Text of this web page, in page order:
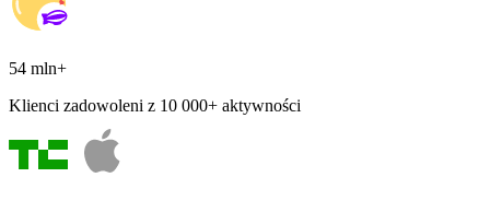
54 mln+
Klienci zadowoleni z 10 000+ aktywności